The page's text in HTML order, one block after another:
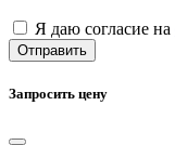
Я даю согласие на
Отправить
Запросить цену